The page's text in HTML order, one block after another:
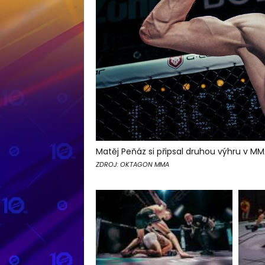
Matěj Peňáz si připsal druhou výhru v
ZDROJ: OKTAGON MMA